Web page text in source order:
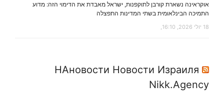
אוקראינה נשארת קורבן לתוקפנות, ישראל מאבדת את הדימוי הזה: מדוע
התמיכה הבינלאומית בשתי המדינות התפצלה
18 יולי 2026, 16:10,
НАновости Новости Израиля
Nikk.Agency